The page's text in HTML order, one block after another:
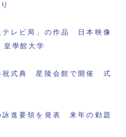
テレビ局」の作品 日本映像
學館大学
祝式典 星陵会館で開催 式
詠進要領を発表 来年の勅題